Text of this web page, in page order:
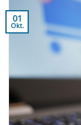
01
Okt.